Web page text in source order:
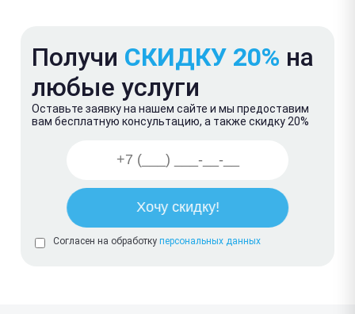
Получи СКИДКУ 20% на
любые услуги
Оставьте заявку на нашем сайте и мы предоставим
вам бесплатную консультацию, а также скидку 20%
Согласен на обработку персональных данных